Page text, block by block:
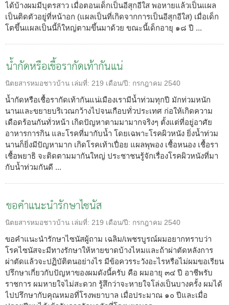
ได้บ้างผมมีบุตรสาว เมื่อตอนเด็กเป็นอีสุกอีใส พอหายแล้วเป็นแผล
เป็นติดตัวอยู่ที่หน้าอก (แผลเป็นที่เกิดจากการเป็นอีสุกอีใส) เมื่อเด็ก
โตขึ้นแผลเป็นนี้ก็ใหญ่ตามขึ้นมาด้วย ขณะนี้เด็กอายุ ๑๘ ปี ...
น้ำกัดหรือเชื้อรากัดเท้ากันแน่
นิตยสารหมอชาวบ้าน เล่มที่: 219 เดือน/ปี: กรกฎาคม 2540
น้ำกัดหรือเชื้อรากัดเท้ากันแน่เมืองเรามีน้ำท่วมทุกปี มักท่วมหนัก
นานและขยายบริเวณกว้างไปจนเกือบทั่วประเทศ ก่อให้เกิดความ
เดือดร้อนกันทั่วหน้า เกิดปัญหาตามมามากจริงๆ ตั้งแต่ที่อยู่อาศัย
อาหารการกิน และโรคที่มากับน้ำ โดยเฉพาะโรคผิวหนัง ยิ่งน้ำท่วม
นานก็ยิ่งมีปัญหามาก เกิดโรคเท้าเปื่อย แผลพุพอง เชื้อหนอง เชื้อรา
เชื้อพยาธิ จะติดตามมากันใหญ่ ประชาชนรู้จักเรื่องโรคผิวหนังที่มา
กับน้ำท่วมกันดี ...
ขอคำแนะนำรักษาไซนัส
นิตยสารหมอชาวบ้าน เล่มที่: 219 เดือน/ปี: กรกฎาคม 2540
ขอคำแนะนำรักษาไซนัสผู้ถาม เฉลิม/เพชรบูรณ์ผมอยากทราบว่า
โรคไซนัสจะมีทางรักษาให้หายขาดบ้างไหมและถ้าผ่าตัดหลังการ
ผ่าตัดแล้วจะปฏิบัติตนอย่างไร มีข้อควรระวังอะไรหรือไม่ผมขอเรียน
ปรึกษาเกี่ยวกับปัญหาของผมดังนี้ครับ คือ ผมอายุ ๓๔ ปี อาชีพรับ
ราชการ ผมหายใจไม่สะดวก รู้สึกว่าจะหายใจโล่งเป็นบางครั้ง ผมได้
ไปปรึกษากับคุณหมอที่โรงพยาบาล เมื่อประมาณ ๑๐ ปีและเมื่อ